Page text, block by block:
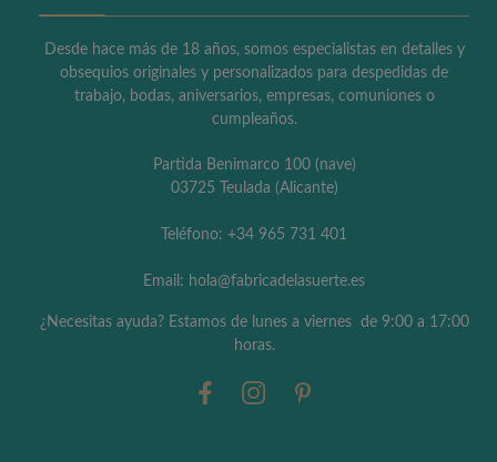
Desde hace más de 18 años, somos especialistas en detalles y
obsequios originales y personalizados para despedidas de
trabajo, bodas, aniversarios, empresas, comuniones o
cumpleaños.
Partida Benimarco 100 (nave)
03725 Teulada (Alicante)
Teléfono: +34 965 731 401
Email: hola@fabricadelasuerte.es
¿Necesitas ayuda? Estamos de lunes a viernes de 9:00 a 17:00
horas.